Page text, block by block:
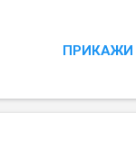
од петог до
Смедеревска
за
ПРИКАЖИ